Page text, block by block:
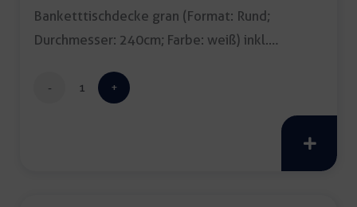
Banketttischdecke gran (Format: Rund;
Durchmesser: 240cm; Farbe: weiß) inkl.
Banketttischdecke